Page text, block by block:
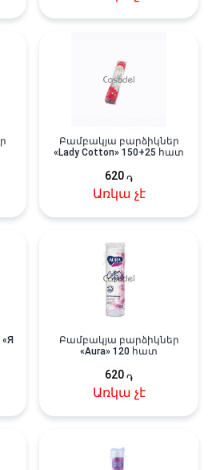
Բամբակյա բարձիկներ
«Lady Cotton» 150+25 հատ
620 ֏
Առկա չէ
Բամբակյա բարձիկներ
«Aura» 120 հատ
620 ֏
Առկա չէ